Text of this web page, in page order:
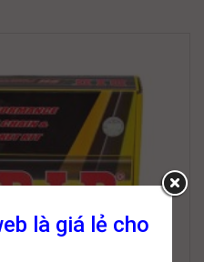
là giá lẻ cho